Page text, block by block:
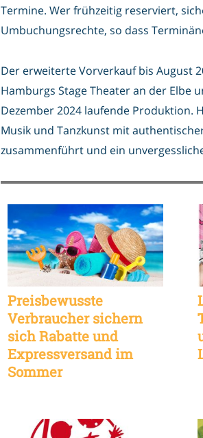
Termine. Wer frühzeitig reserviert,
Umbuchungsrechte, so dass
Der erweiterte Vorverkauf bis August
Hamburgs Stage Theater an der Elbe
Dezember 2024 laufende Produktion.
Musik und Tanzkunst mit
zusammenführt und ein
Preisbewusste
Verbraucher sichern
sich Rabatte und
Expressversand im
Sommer